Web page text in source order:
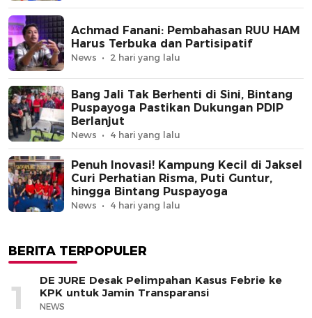
Achmad Fanani: Pembahasan RUU HAM
Harus Terbuka dan Partisipatif
News 2 hari yang lalu
Bang Jali Tak Berhenti di Sini, Bintang
Puspayoga Pastikan Dukungan PDIP
Berlanjut
News 4 hari yang lalu
Penuh Inovasi! Kampung Kecil di Jaksel
Curi Perhatian Risma, Puti Guntur,
hingga Bintang Puspayoga
News 4 hari yang lalu
BERITA TERPOPULER
1
DE JURE Desak Pelimpahan Kasus Febrie ke
KPK untuk Jamin Transparansi
NEWS